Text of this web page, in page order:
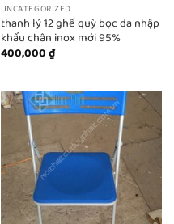
UNCATEGORIZED
thanh lý 12 ghế quỳ bọc da nhập
khẩu chân inox mới 95%
400,000₫